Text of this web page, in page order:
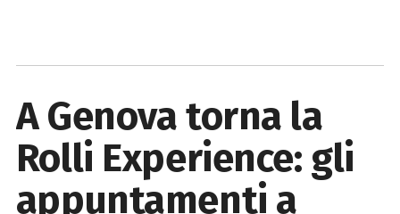
A Genova torna la
Rolli Experience: gli
appuntamenti a